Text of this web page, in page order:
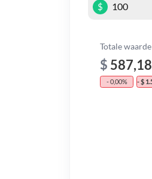
$
Totale waarde
$ 587,18
- 0,00% - $